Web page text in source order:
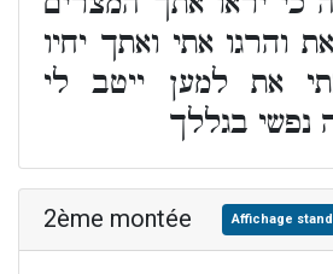
והרגו אתי ואתך יחיו
את למען ייטב לי
נפשי בגללך
2ème montée Affichage